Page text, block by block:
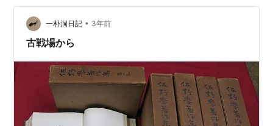
朝』『最後の親鸞』を残す。他は出す。『情況』のよう
な時局的発言もあったが、拙宅内のどこに収納したもの
か、今即座には出てこない。見つかったら順次出す。…
一朴洞日記 • 3年前
古戦場から